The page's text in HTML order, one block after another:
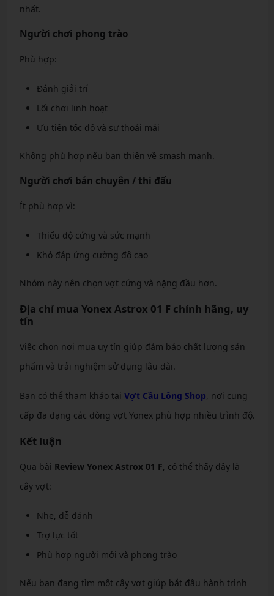
nhất.
Người chơi phong trào
Phù hợp:
Đánh giải trí
Lối chơi linh hoạt
Ưu tiên tốc độ và sự thoải mái
Không phù hợp nếu bạn thiên về smash mạnh.
Người chơi bán chuyên / thi đấu
Ít phù hợp vì:
Thiếu độ cứng và sức mạnh
Khó đáp ứng cường độ cao
Nhóm này nên chọn vợt cứng và nặng đầu hơn.
Địa chỉ mua Yonex Astrox 01 F chính hãng, uy
tín
Việc chọn nơi mua uy tín giúp đảm bảo chất lượng sản
phẩm và trải nghiệm sử dụng lâu dài.
Bạn có thể tham khảo tại Vợt Cầu Lông Shop, nơi cung
cấp đa dạng các dòng vợt Yonex phù hợp nhiều trình độ.
Kết luận
Qua bài Review Yonex Astrox 01 F, có thể thấy đây là
cây vợt:
Nhẹ, dễ đánh
Trợ lực tốt
Phù hợp người mới và phong trào
Nếu bạn đang tìm một cây vợt giúp bắt đầu hành trình